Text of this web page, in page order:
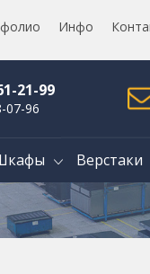
Инфо
21-99
07-96
Верстаки